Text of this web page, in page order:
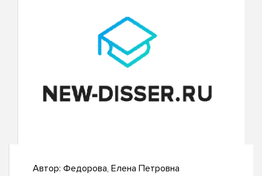
Автор: Федорова, Елена Петровна